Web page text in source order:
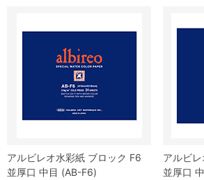
アルビレオ水彩紙 ブロック F6
並厚口 中目 (AB-F6)
アルビ
並厚口